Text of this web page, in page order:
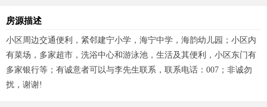
房源描述
小区周边交通便利，紧邻建宁小学，海宁中学，海韵幼儿园；小区内
有菜场，多家超市，洗浴中心和游泳池，生活及其便利，小区东门有
多家银行等；有诚意者可以与李先生联系，联系电话：007；非诚勿
扰，谢谢!